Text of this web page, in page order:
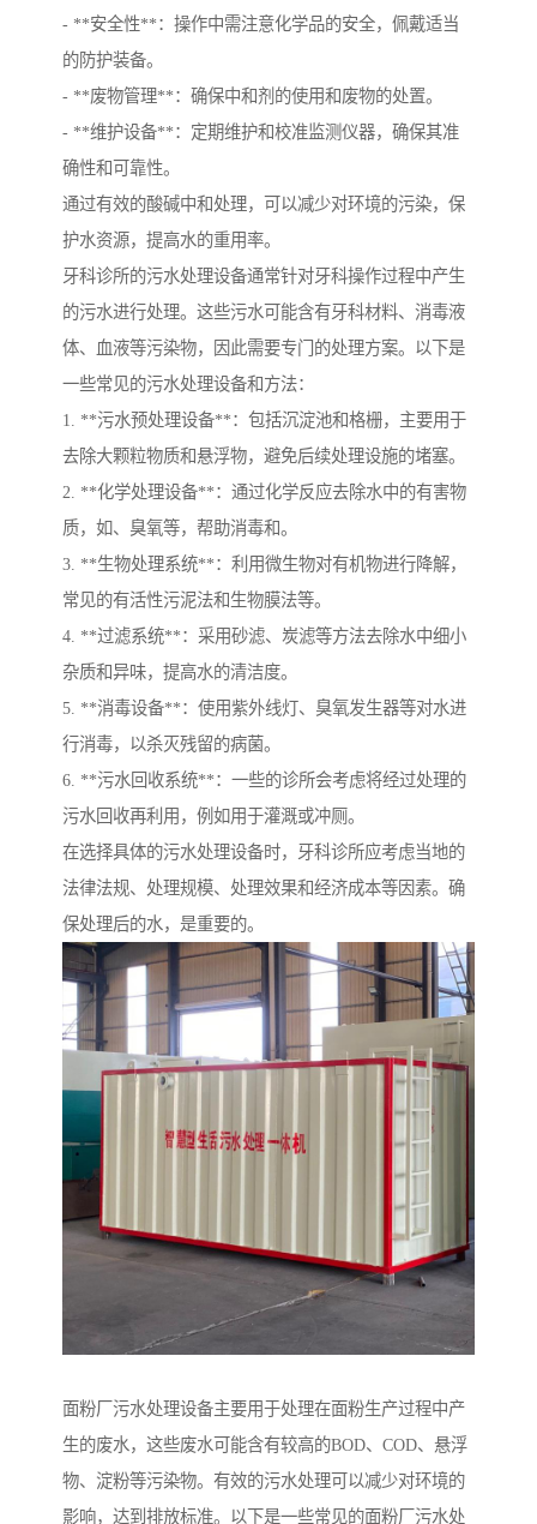
- **安全性**：操作中需注意化学品的安全，佩戴适当
的防护装备。
- **废物管理**：确保中和剂的使用和废物的处置。
- **维护设备**：定期维护和校准监测仪器，确保其准
确性和可靠性。
通过有效的酸碱中和处理，可以减少对环境的污染，保
护水资源，提高水的重用率。
牙科诊所的污水处理设备通常针对牙科操作过程中产生
的污水进行处理。这些污水可能含有牙科材料、消毒液
体、血液等污染物，因此需要专门的处理方案。以下是
一些常见的污水处理设备和方法：
1. **污水预处理设备**：包括沉淀池和格栅，主要用于
去除大颗粒物质和悬浮物，避免后续处理设施的堵塞。
2. **化学处理设备**：通过化学反应去除水中的有害物
质，如、臭氧等，帮助消毒和。
3. **生物处理系统**：利用微生物对有机物进行降解，
常见的有活性污泥法和生物膜法等。
4. **过滤系统**：采用砂滤、炭滤等方法去除水中细小
杂质和异味，提高水的清洁度。
5. **消毒设备**：使用紫外线灯、臭氧发生器等对水进
行消毒，以杀灭残留的病菌。
6. **污水回收系统**：一些的诊所会考虑将经过处理的
污水回收再利用，例如用于灌溉或冲厕。
在选择具体的污水处理设备时，牙科诊所应考虑当地的
法律法规、处理规模、处理效果和经济成本等因素。确
保处理后的水，是重要的。
面粉厂污水处理设备主要用于处理在面粉生产过程中产
生的废水，这些废水可能含有较高的BOD、COD、悬浮
物、淀粉等污染物。有效的污水处理可以减少对环境的
影响，达到排放标准。以下是一些常见的面粉厂污水处